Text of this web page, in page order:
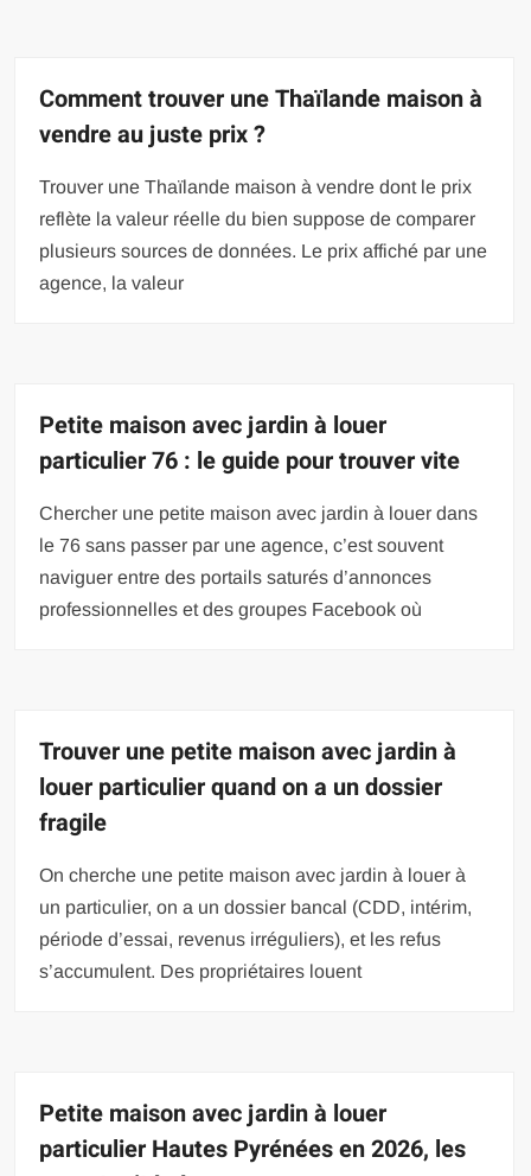
Comment trouver une Thaïlande maison à
vendre au juste prix ?
Trouver une Thaïlande maison à vendre dont le prix
reflète la valeur réelle du bien suppose de comparer
plusieurs sources de données. Le prix affiché par une
agence, la valeur
Petite maison avec jardin à louer
particulier 76 : le guide pour trouver vite
Chercher une petite maison avec jardin à louer dans
le 76 sans passer par une agence, c’est souvent
naviguer entre des portails saturés d’annonces
professionnelles et des groupes Facebook où
Trouver une petite maison avec jardin à
louer particulier quand on a un dossier
fragile
On cherche une petite maison avec jardin à louer à
un particulier, on a un dossier bancal (CDD, intérim,
période d’essai, revenus irréguliers), et les refus
s’accumulent. Des propriétaires louent
Petite maison avec jardin à louer
particulier Hautes Pyrénées en 2026, les